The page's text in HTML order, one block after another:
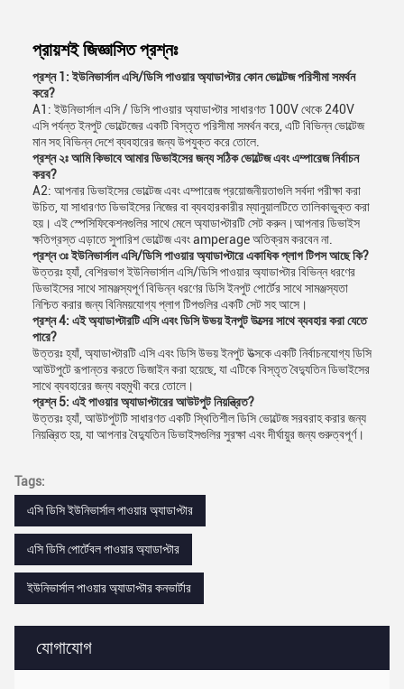
যোগাযোগ
প্রায়শই জিজ্ঞাসিত প্রশ্নঃ
প্রশ্ন 1: ইউনিভার্সাল এসি/ডিসি পাওয়ার অ্যাডাপ্টার কোন ভোল্টেজ পরিসীমা সমর্থন
করে?
A1: ইউনিভার্সাল এসি / ডিসি পাওয়ার অ্যাডাপ্টার সাধারণত 100V থেকে 240V
এসি পর্যন্ত ইনপুট ভোল্টেজের একটি বিস্তৃত পরিসীমা সমর্থন করে, এটি বিভিন্ন ভোল্টেজ
মান সহ বিভিন্ন দেশে ব্যবহারের জন্য উপযুক্ত করে তোলে.
প্রশ্ন ২ঃ আমি কিভাবে আমার ডিভাইসের জন্য সঠিক ভোল্টেজ এবং এম্পারেজ নির্বাচন
করব?
A2: আপনার ডিভাইসের ভোল্টেজ এবং এম্পারেজ প্রয়োজনীয়তাগুলি সর্বদা পরীক্ষা করা
উচিত, যা সাধারণত ডিভাইসের নিজের বা ব্যবহারকারীর ম্যানুয়ালটিতে তালিকাভুক্ত করা
হয়। এই স্পেসিফিকেশনগুলির সাথে মেলে অ্যাডাপ্টারটি সেট করুন।আপনার ডিভাইস
ক্ষতিগ্রস্ত এড়াতে সুপারিশ ভোল্টেজ এবং amperage অতিক্রম করবেন না.
প্রশ্ন ৩ঃ ইউনিভার্সাল এসি/ডিসি পাওয়ার অ্যাডাপ্টারে একাধিক প্লাগ টিপস আছে কি?
উত্তরঃ হ্যাঁ, বেশিরভাগ ইউনিভার্সাল এসি/ডিসি পাওয়ার অ্যাডাপ্টার বিভিন্ন ধরণের
ডিভাইসের সাথে সামঞ্জস্যপূর্ণ বিভিন্ন ধরণের ডিসি ইনপুট পোর্টের সাথে সামঞ্জস্যতা
নিশ্চিত করার জন্য বিনিময়যোগ্য প্লাগ টিপগুলির একটি সেট সহ আসে।
প্রশ্ন 4: এই অ্যাডাপ্টারটি এসি এবং ডিসি উভয় ইনপুট উত্সের সাথে ব্যবহার করা যেতে
পারে?
উত্তরঃ হ্যাঁ, অ্যাডাপ্টারটি এসি এবং ডিসি উভয় ইনপুট উত্সকে একটি নির্বাচনযোগ্য ডিসি
আউটপুটে রূপান্তর করতে ডিজাইন করা হয়েছে, যা এটিকে বিস্তৃত বৈদ্যুতিন ডিভাইসের
সাথে ব্যবহারের জন্য বহুমুখী করে তোলে।
প্রশ্ন 5: এই পাওয়ার অ্যাডাপ্টারের আউটপুট নিয়ন্ত্রিত?
উত্তরঃ হ্যাঁ, আউটপুটটি সাধারণত একটি স্থিতিশীল ডিসি ভোল্টেজ সরবরাহ করার জন্য
নিয়ন্ত্রিত হয়, যা আপনার বৈদ্যুতিন ডিভাইসগুলির সুরক্ষা এবং দীর্ঘায়ুর জন্য গুরুত্বপূর্ণ।
Tags:
এসি ডিসি ইউনিভার্সাল পাওয়ার অ্যাডাপ্টার
এসি ডিসি পোর্টেবল পাওয়ার অ্যাডাপ্টার
ইউনিভার্সাল পাওয়ার অ্যাডাপ্টার কনভার্টার